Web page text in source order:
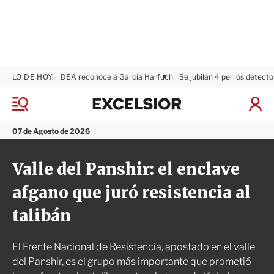
M
n
ú
07 de Agosto de 2026
LO DE HOY: DEA reconoce a García Harfuch Se jubilan 4 perros
I
n
x
l
i
o
r
Valle del Panshir: el enclave
afgano que juró resistencia al
talibán
El Frente Nacional de Resistencia, apostado en el valle
del Panshir, es el grupo más importante que prometió